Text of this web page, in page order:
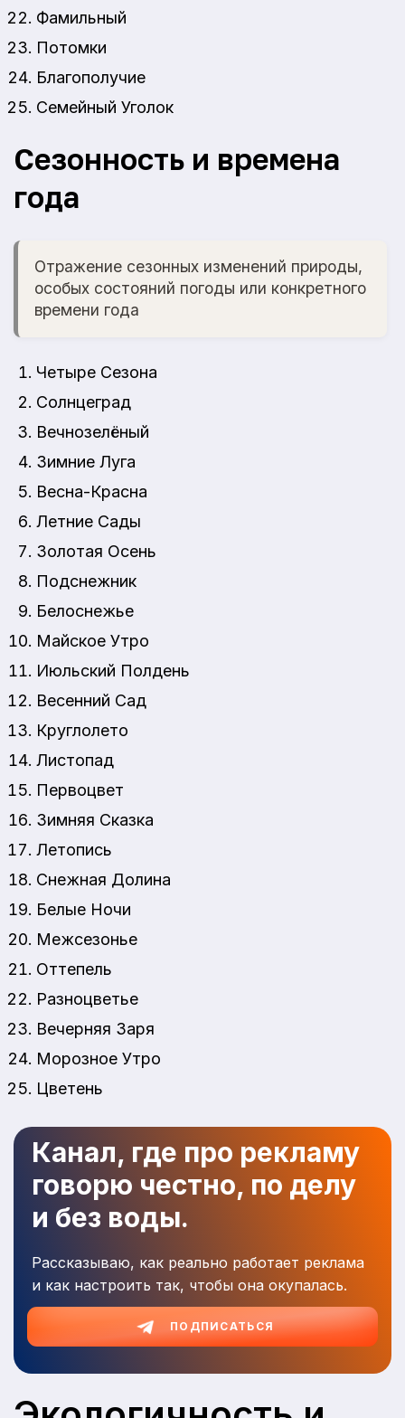
Фамильный
Потомки
Благополучие
Семейный Уголок
Сезонность и времена
года
Отражение сезонных изменений природы,
особых состояний погоды или конкретного
времени года
Четыре Сезона
Солнцеград
Вечнозелёный
Зимние Луга
Весна-Красна
Летние Сады
Золотая Осень
Подснежник
Белоснежье
Майское Утро
Июльский Полдень
Весенний Сад
Круглолето
Листопад
Первоцвет
Зимняя Сказка
Летопись
Снежная Долина
Белые Ночи
Межсезонье
Оттепель
Разноцветье
Вечерняя Заря
Морозное Утро
Цветень
Канал, где про рекламу
говорю честно, по делу
и без воды.
Рассказываю, как реально работает реклама
и как настроить так, чтобы она окупалась.
ПОДПИСАТЬСЯ